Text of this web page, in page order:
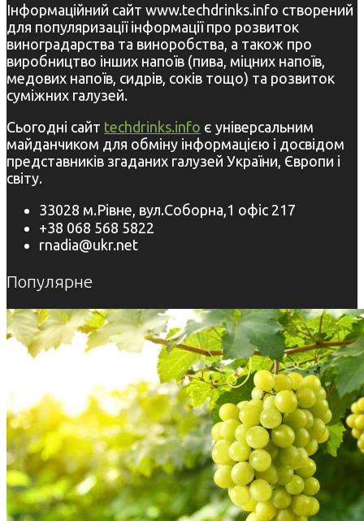
Інформаційний сайт www.techdrinks.info створений
для популяризації інформації про розвиток
виноградарства та виноробства, а також про
виробництво інших напоїв (пива, міцних напоїв,
медових напоїв, сидрів, соків тощо) та розвиток
суміжних галузей.
Сьогодні сайт techdrinks.info є універсальним
майданчиком для обміну інформацією і досвідом
представників згаданих галузей України, Європи і
світу.
33028 м.Рівне, вул.Соборна,1 офіс 217
+38 068 568 5822
rnadia@ukr.net
Популярне